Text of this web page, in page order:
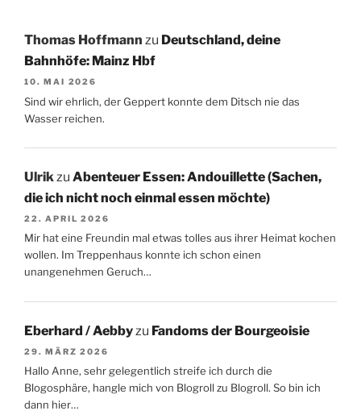
Thomas Hoffmann zu Deutschland, deine
Bahnhöfe: Mainz Hbf
10. MAI 2026
Sind wir ehrlich, der Geppert konnte dem Ditsch nie das
Wasser reichen.
Ulrikzu Abenteuer Essen: Andouillette (Sachen,
die ich nicht noch einmal essen möchte)
22. APRIL 2026
Mir hat eine Freundin mal etwas tolles aus ihrer Heimat kochen
wollen. Im Treppenhaus konnte ich schon einen
unangenehmen Geruch…
Eberhard / Aebby zu Fandoms der Bourgeoisie
29. MÄRZ 2026
Hallo Anne, sehr gelegentlich streife ich durch die
Blogosphäre, hangle mich von Blogroll zu Blogroll. So bin ich
dann hier…